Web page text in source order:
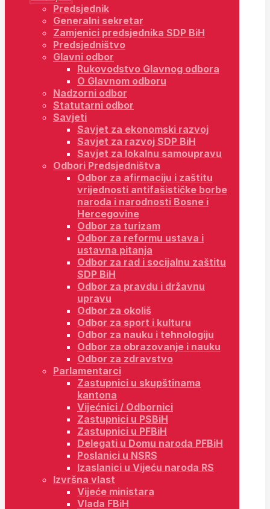
Predsjednik
Generalni sekretar
Zamjenici predsjednika SDP BiH
Predsjedništvo
Glavni odbor
Rukovodstvo Glavnog odbora
O Glavnom odboru
Nadzorni odbor
Statutarni odbor
Savjeti
Savjet za ekonomski razvoj
Savjet za razvoj SDP BiH
Savjet za lokalnu samoupravu
Odbori Predsjedništva
Odbor za afirmaciju i zaštitu
vrijednosti antifašističke borbe
naroda i narodnosti Bosne i
Hercegovine
Odbor za turizam
Odbor za reformu ustava i
ustavna pitanja
Odbor za rad i socijalnu zaštitu
SDP BiH
Odbor za pravdu i državnu
upravu
Odbor za okoliš
Odbor za sport i kulturu
Odbor za nauku i tehnologiju
Odbor za obrazovanje i nauku
Odbor za zdravstvo
Parlamentarci
Zastupnici u skupštinama
kantona
Vijećnici / Odbornici
Zastupnici u PSBiH
Zastupnici u PFBiH
Delegati u Domu naroda PFBiH
Poslanici u NSRS
Izaslanici u Vijeću naroda RS
Izvršna vlast
Vijeće ministara
Vlada FBiH